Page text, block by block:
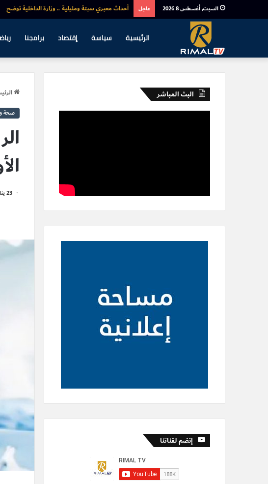
السبت, أغسطس 8 2026 عاجل أحداث معبري سبتة ومليلية .. وزارة الداخلية توضح
الرئيسية سياسة إقتصاد برامجنا
صحة
23 يناير، 2026
البث المباشر
إنضم لقناتنا